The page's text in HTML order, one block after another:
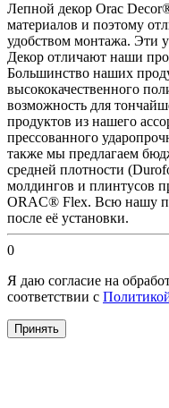
Лепной декор Orac
материалов и поэтому
удобством монтажа. Эти
Декор отличают наши
Большинство наших
высококачественного
возможность для
продуктов из нашего
прессованного
также мы предлагаем
средней плотности
молдингов и плинтусов
ORAC® Flex. Всю нашу
после её установки.
0
Я даю согласие на
соответствии с
Принять